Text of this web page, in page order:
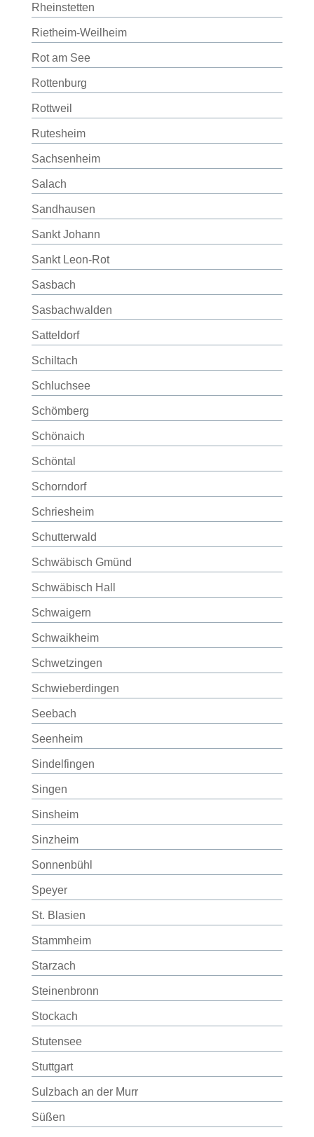
Rheinstetten
Rietheim-Weilheim
Rot am See
Rottenburg
Rottweil
Rutesheim
Sachsenheim
Salach
Sandhausen
Sankt Johann
Sankt Leon-Rot
Sasbach
Sasbachwalden
Satteldorf
Schiltach
Schluchsee
Schömberg
Schönaich
Schöntal
Schorndorf
Schriesheim
Schutterwald
Schwäbisch Gmünd
Schwäbisch Hall
Schwaigern
Schwaikheim
Schwetzingen
Schwieberdingen
Seebach
Seenheim
Sindelfingen
Singen
Sinsheim
Sinzheim
Sonnenbühl
Speyer
St. Blasien
Stammheim
Starzach
Steinenbronn
Stockach
Stutensee
Stuttgart
Sulzbach an der Murr
Süßen